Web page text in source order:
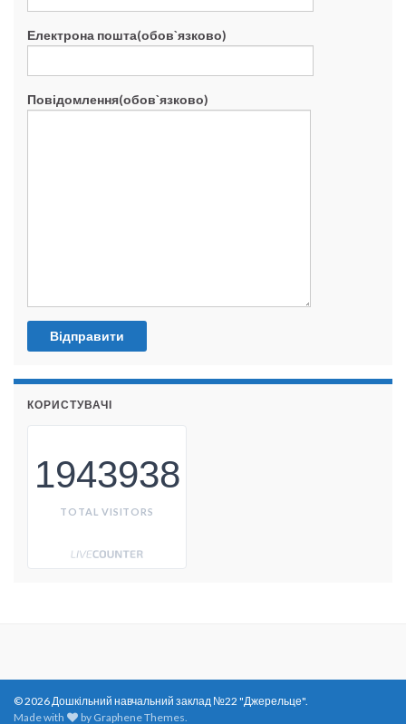
Електрона пошта(обов`язково)
Повідомлення(обов`язково)
КОРИСТУВАЧІ
1943938
TOTAL VISITORS
© 2026 Дошкільний навчальний заклад №22 "Джерельце".
Made with
by Graphene Themes